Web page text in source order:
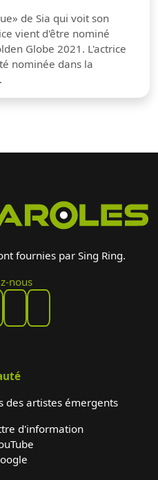
de Sia qui voit son
vient d'être nominé
Globe 2021. L'actrice
nominée dans la
fournies par Sing Ring.
nous
des artistes émergents
d'information